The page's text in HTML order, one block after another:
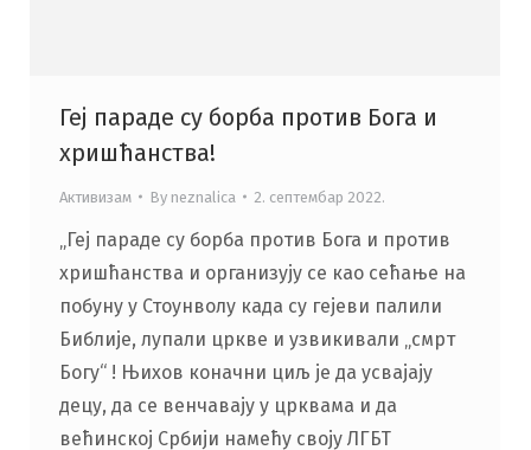
Геј параде су борба против Бога и
хришћанства!
Активизам By neznalica 2. септембар 2022.
„Геј параде су борба против Бога и против
хришћанства и организују се као сећање на
побуну у Стоунволу када су гејеви палили
Библије, лупали цркве и узвикивали „смрт
Богу“ ! Њихов коначни циљ је да усвајају
децу, да се венчавају у црквама и да
већинској Србији намећу своју ЛГБТ